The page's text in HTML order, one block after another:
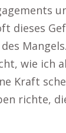
dieses
wie ich
Kraft
richte,